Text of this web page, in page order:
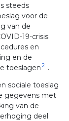
steeds
voor de
van de
19-crisis
en
en de
toeslagen 2 .
sociale toeslag
gegevens met
van de
deel